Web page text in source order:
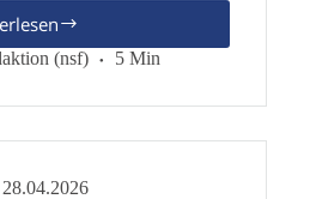
Teure
Rente,
Krankenversicherung
das?
(nsf) 5 Min
28.04.2026